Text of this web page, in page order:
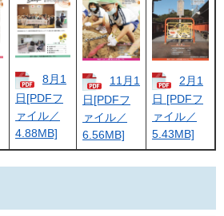
8月1
日[PDFフ
ァイル／
4.88MB]
11月1
日[PDFフ
ァイル／
6.56MB]
2月1
日 [PDFフ
ァイル／
5.43MB]